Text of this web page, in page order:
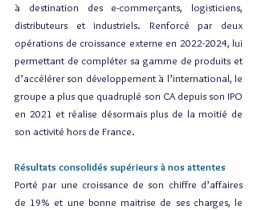
à destination des e-commerçants, logisticiens,
distributeurs et industriels. Renforcé par deux
opérations de croissance externe en 2022-2024, lui
permettant de compléter sa gamme de produits et
d’accélérer son développement à l’international, le
groupe a plus que quadruplé son CA depuis son IPO
en 2021 et réalise désormais plus de la moitié de
son activité hors de France.
Résultats consolidés supérieurs à nos attentes
Porté par une croissance de son chiffre d’affaires
de 19% et une bonne maitrise de ses charges, le